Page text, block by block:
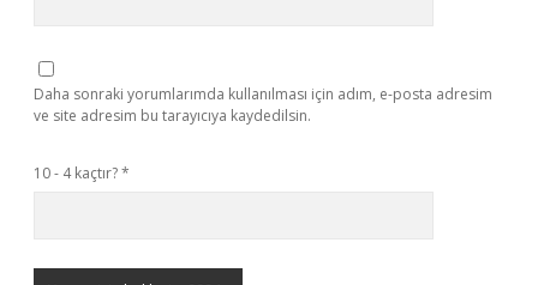
Daha sonraki yorumlarımda kullanılması için adım, e-posta adresim
ve site adresim bu tarayıcıya kaydedilsin.
10 - 4 kaçtır?*